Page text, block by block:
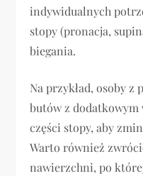
indywidualnych
stopy (pronacja,
biegania.
Na przykład, osoby
butów z dodatkowym
części stopy, aby
Warto również
nawierzchni, po